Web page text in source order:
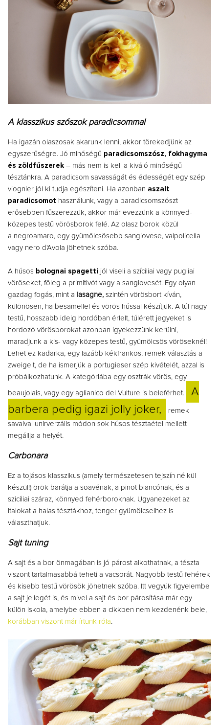
A klasszikus szószok paradicsommal
Ha igazán olaszosak akarunk lenni, akkor törekedjünk az
egyszerűségre. Jó minőségű paradicsomszósz, fokhagyma
és zöldfűszerek – más nem is kell a kiváló minőségű
tésztánkra. A paradicsom savasságát és édességét egy szép
viognier jól ki tudja egészíteni. Ha azonban aszalt
paradicsomot használunk, vagy a paradicsomszószt
erősebben fűszerezzük, akkor már evezzünk a könnyed-
közepes testű vörösborok felé. Az olasz borok közül
a negroamaro, egy gyümölcsösebb sangiovese, valpolicella
vagy nero d'Avola jöhetnek szóba.
A húsos bolognai spagetti jól viseli a szíciliai vagy pugliai
vöröseket, főleg a primitivót vagy a sangiovesét. Egy olyan
gazdag fogás, mint a lasagne, szintén vörösbort kíván,
különösen, ha besamellel és vörös hússal készítjük. A túl nagy
testű, hosszabb ideig hordóban érlelt, túlérett jegyeket is
hordozó vörösborokat azonban igyekezzünk kerülni,
maradjunk a kis- vagy közepes testű, gyümölcsös vöröseknél!
Lehet ez kadarka, egy lazább kékfrankos, remek választás a
zweigelt, de ha ismerjük a portugieser szép kivételét, azzal is
próbálkozhatunk. A kategóriába egy osztrák vörös, egy
beaujolais, vagy egy aglianico del Vulture is beleférhet.
A
barbera pedig igazi jolly joker,
remek
savaival unirverzális módon sok húsos tésztaétel mellett
megállja a helyét.
Carbonara
Ez a tojásos klasszikus (amely természetesen tejszín nélkül
készül!) örök barátja a soavénak, a pinot biancónak, és a
szicíliai száraz, könnyed fehérboroknak. Ugyanezeket az
italokat a halas tésztákhoz, tenger gyümölcseihez is
választhatjuk.
Sajt tuning
A sajt és a bor önmagában is jó párost alkothatnak, a tészta
viszont tartalmasabbá teheti a vacsorát. Nagyobb testű fehérek
és kisebb testű vörösök jöhetnek szóba. Itt vegyük figyelembe
a sajt jellegét is, és mivel a sajt és bor párosítása már egy
külön iskola, amelybe ebben a cikkben nem kezdenénk bele,
korábban viszont már írtunk róla.